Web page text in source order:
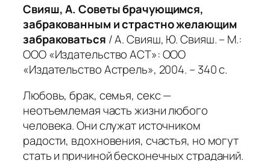
Свияш, А. Советы брачующимся,
забракованным и страстно желающим
забраковаться / А. Свияш, Ю. Свияш. – М.:
ООО «Издательство АСТ»: ООО
«Издательство Астрель», 2004. – 340 с.
Любовь, брак, семья, секс —
неотъемлемая часть жизни любого
человека. Они служат источником
радости, вдохновения, счастья, но могут
стать и причиной бесконечных страданий.